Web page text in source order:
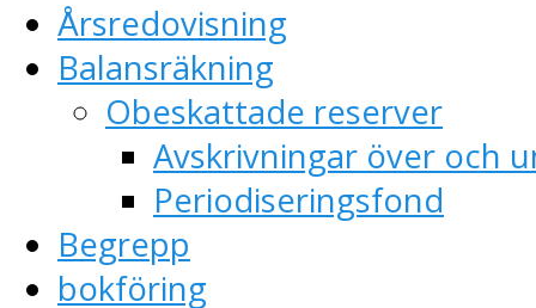
Årsredovisning
Balansräkning
Obeskattade reserver
Avskrivningar över och
Periodiseringsfond
Begrepp
bokföring